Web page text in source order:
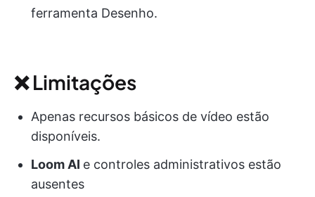
ferramenta Desenho.
❌ Limitações
Apenas recursos básicos de vídeo estão
disponíveis.
Loom AI e controles administrativos estão
ausentes